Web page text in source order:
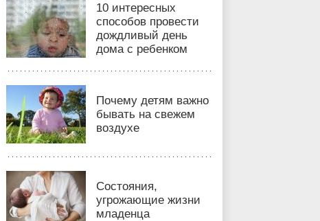
10 интересных
способов провести
дождливый день
дома с ребенком
Почему детям важно
бывать на свежем
воздухе
Состояния,
угрожающие жизни
младенца